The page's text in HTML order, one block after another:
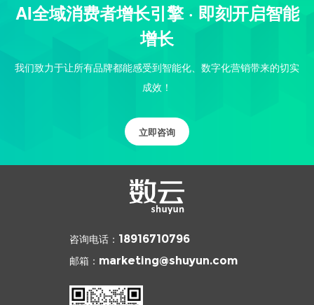
AI全域消费者增长引擎 · 即刻开启智能
增长
我们致力于让所有品牌都能感受到智能化、数字化营销带来的切实
成效！
立即咨询
咨询电话： 18916710796
邮箱： marketing@shuyun.com